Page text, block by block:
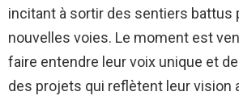
incitant à sortir des sentiers battus
nouvelles voies. Le moment est
faire entendre leur voix unique et de
des projets qui reflètent leur vision